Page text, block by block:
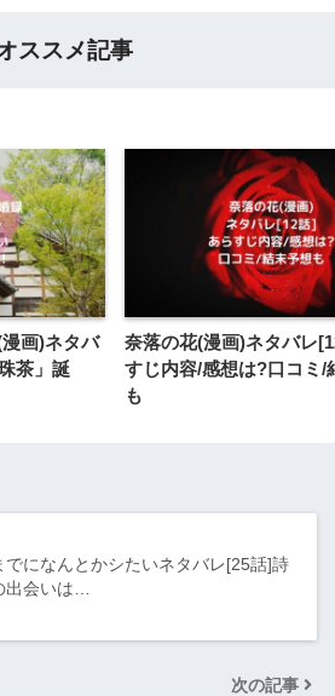
ススメ記事
画)ネタバ
茶」誕
奈落の花(漫画)ネタバレ
すじ内容/感想は?口コミ/
も
でになんとかシたいネタバレ[25話]詩
出会いは…
次の記事